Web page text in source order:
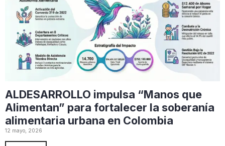
ALDESARROLLO impulsa “Manos que
Alimentan” para fortalecer la soberanía
alimentaria urbana en Colombia
12 mayo, 2026